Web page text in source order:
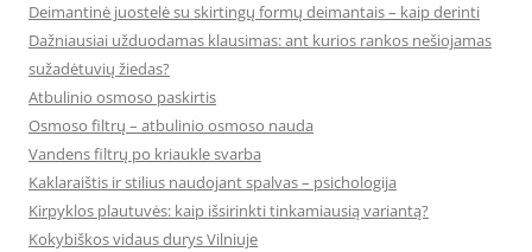
Deimantinė juostelė su skirtingų formų deimantais – kaip derinti
Dažniausiai užduodamas klausimas: ant kurios rankos nešiojamas
sužadėtuvių žiedas?
Atbulinio osmoso paskirtis
Osmoso filtrų – atbulinio osmoso nauda
Vandens filtrų po kriaukle svarba
Kaklaraištis ir stilius naudojant spalvas – psichologija
Kirpyklos plautuvės: kaip išsirinkti tinkamiausią variantą?
Kokybiškos vidaus durys Vilniuje